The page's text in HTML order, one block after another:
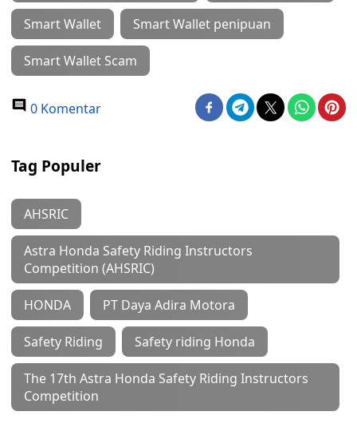
Smart Wallet Smart Wallet penipuan
Smart Wallet Scam
0 Komentar
Tag Populer
AHSRIC
Astra Honda Safety Riding Instructors
Competition (AHSRIC)
HONDA PT Daya Adira Motora
Safety Riding Safety riding Honda
The 17th Astra Honda Safety Riding Instructors
Competition